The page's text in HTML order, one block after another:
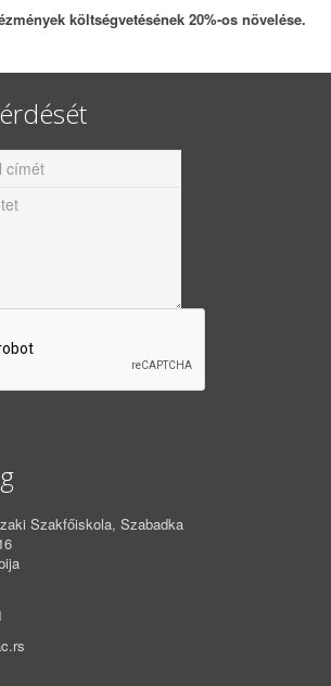
költségvetésének 20%-os növelése.
Szakfőiskola, Szabadka